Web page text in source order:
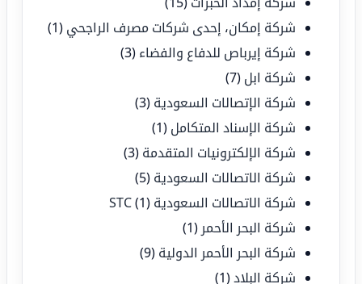
شركة إمكان، إحدى شركات مصرف الراجحي (1)
شركة إيرباص للدفاع والفضاء (3)
شركة ابل (7)
شركة الإتصالات السعودية (3)
شركة الإسناد المتكامل (1)
شركة الإلكترونيات المتقدمة (3)
شركة الاتصالات السعودية (5)
شركة الاتصالات السعودية STC (1)
شركة البحر الأحمر (1)
شركة البحر الأحمر الدولية (9)
شركة البلاد(1)